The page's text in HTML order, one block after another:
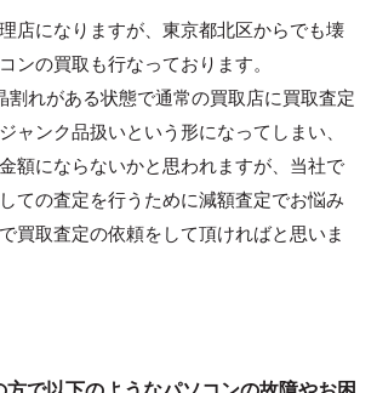
店になりますが、東京都北区からでも壊
ンの買取も行なっております。
割れがある状態で通常の買取店に買取査定
ャンク品扱いという形になってしまい、
額にならないかと思われますが、当社で
ての査定を行うために減額査定でお悩み
買取査定の依頼をして頂ければと思いま